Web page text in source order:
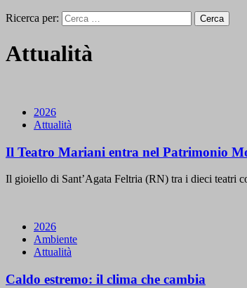
Ricerca per:
Attualità
2026
Attualità
Il Teatro Mariani entra nel Patrimonio
Il gioiello di Sant’Agata Feltria (RN) tra i dieci teatri
2026
Ambiente
Attualità
Caldo estremo: il clima che cambia